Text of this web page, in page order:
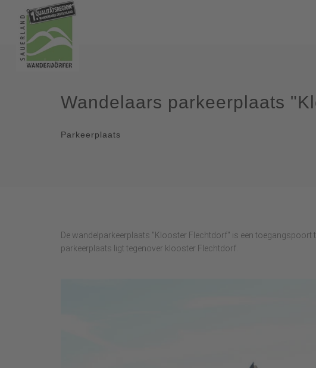
Wandelaars parkeerplaats
Parkeerplaats
De wandelparkeerplaats "Klooster Flechtdorf" is een toegangspoort
parkeerplaats ligt tegenover klooster Flechtdorf.